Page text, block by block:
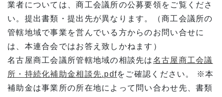
業者については、商工会議所の公募要領をご覧くださ
い。提出書類・提出先が異なります。（商工会議所の
管轄地域で事業を営んでいる方からのお問い合せに
は、本連合会ではお答え致しかねます）
名古屋商工会議所管轄地域の相談先は名古屋商工会議
所・持続化補助金相談先.pdfをご確認ください。 ※本
補助金は事業所の所在地によって問い合わせ先、書類